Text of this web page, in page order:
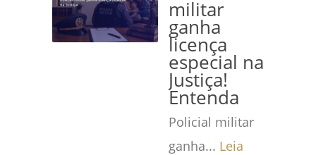
militar
ganha
licença
especial na
Justiça!
Entenda
Policial militar
ganha... Leia